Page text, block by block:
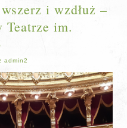
i wzdłuż –
im.
admin2